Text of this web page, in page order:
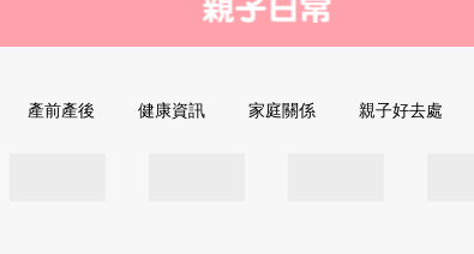
產前產後 健康資訊 家庭關係 親子好去處